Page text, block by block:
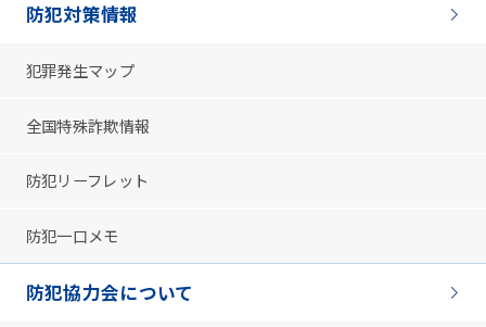
防犯対策情報
犯罪発生マップ
全国特殊詐欺情報
防犯リーフレット
防犯一口メモ
防犯協力会について